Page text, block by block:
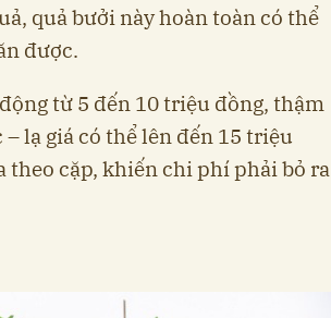
quả bưởi này hoàn toàn có thể
được.
từ 5 đến 10 triệu đồng, thậm
lạ giá có thể lên đến 15 triệu
theo cặp, khiến chi phí phải bỏ ra